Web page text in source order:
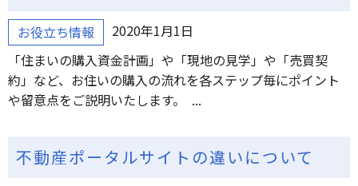
お役立ち情報
2020年1月1日
「住まいの購入資金計画」や「現地の見学」や「売買契
約」など、お住いの購入の流れを各ステップ毎にポイント
や留意点をご説明いたします。 ...
不動産ポータルサイトの違いについて